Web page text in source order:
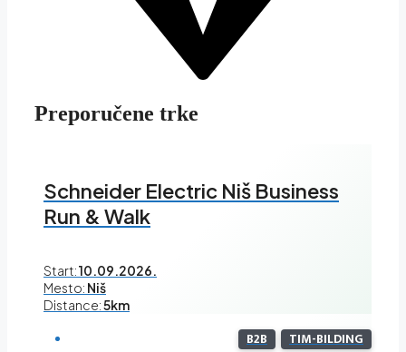
Preporučene trke
Schneider Electric Niš Business
Run & Walk
Start:10.09.2026.
Mesto: Niš
Distance:5km
B2B TIM-BILDING